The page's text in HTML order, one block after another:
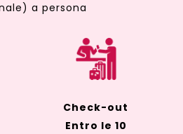
a persona
Check-out
Entro le 10